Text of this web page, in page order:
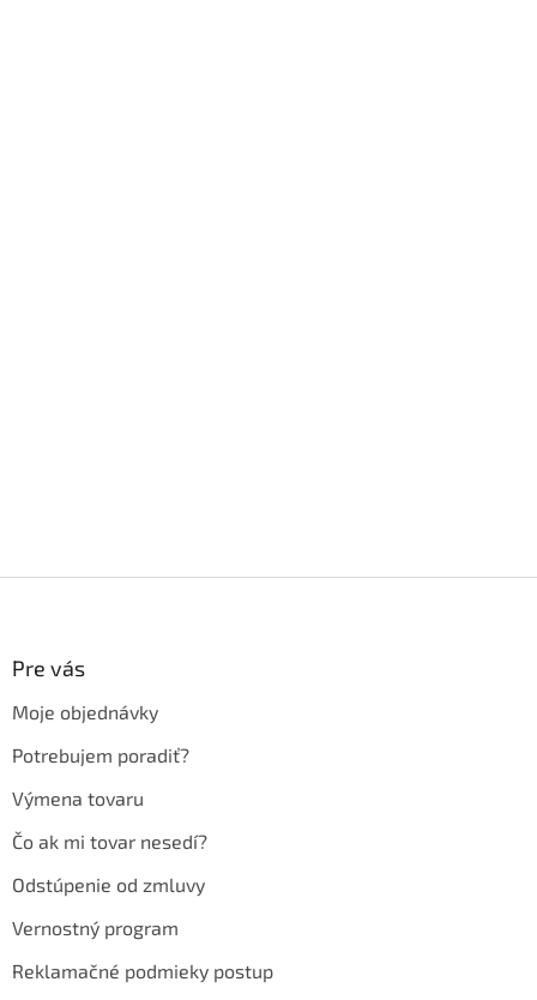
Pre vás
Moje objednávky
Potrebujem poradiť?
Výmena tovaru
Čo ak mi tovar nesedí?
Odstúpenie od zmluvy
Vernostný program
Reklamačné podmieky postup